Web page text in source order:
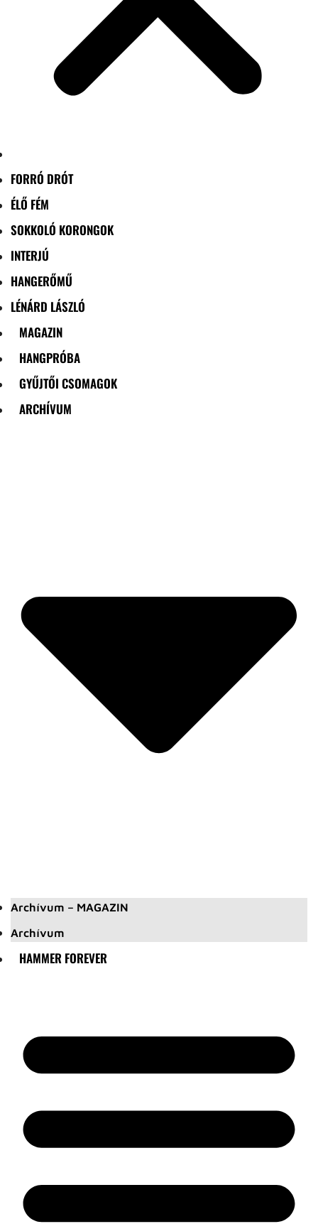
FORRÓ DRÓT
ÉLŐ FÉM
SOKKOLÓ KORONGOK
INTERJÚ
HANGERŐMŰ
LÉNÁRD LÁSZLÓ
MAGAZIN
HANGPRÓBA
GYŰJTŐI CSOMAGOK
ARCHÍVUM
Archívum – MAGAZIN
Archívum
HAMMER FOREVER